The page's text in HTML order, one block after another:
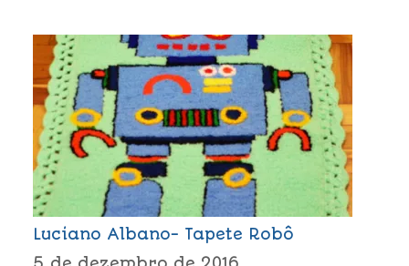
Luciano Albano- Tapete Robô